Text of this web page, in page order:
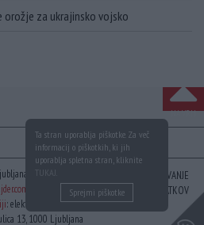
orožje za ukrajinsko vojsko
NA VRH
Slovenija | E-mail:
: elektronski dnevnik
13, 1000 Ljubljana
VAROVANJE
PODATKOV
Ta stran uporablja piškotke. Za več
informacij o piškotkih, ki jih
uporablja spletna stran, kliknite
TUKAJ
Sprejmi piškotke